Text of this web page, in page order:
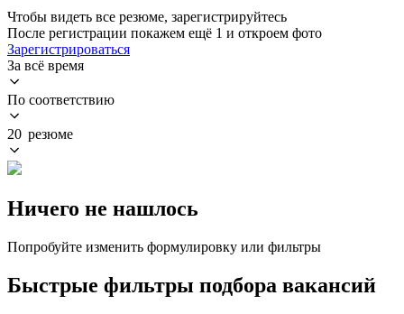
Чтобы видеть все резюме, зарегистрируйтесь
После регистрации покажем ещё 1 и откроем фото
Зарегистрироваться
За всё время
По соответствию
20 резюме
Ничего не нашлось
Попробуйте изменить формулировку или фильтры
Быстрые фильтры подбора вакансий